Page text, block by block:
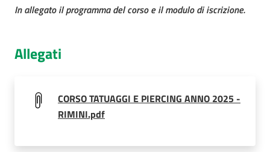
In allegato il programma del corso e il modulo di iscrizione.
Allegati
CORSO TATUAGGI E PIERCING ANNO 2025 -
RIMINI.pdf